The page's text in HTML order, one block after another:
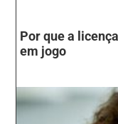
Por que a
em jogo